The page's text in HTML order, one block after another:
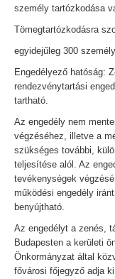
személy tartózkodása
Tömegtartózkodásra
egyidejűleg 300
Engedélyező hatóság:
rendezvénytartási
tartható.
Az engedély nem
végzéséhez, illetve a
szükséges további,
teljesítése alól. Az
tevékenységek
működési engedély
benyújtható.
Az engedélyt a zenés,
Budapesten a kerületi
Önkormányzat által
fővárosi főjegyző adja